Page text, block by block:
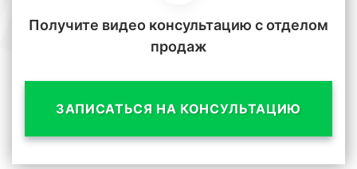
Получите видео консультацию с отделом
продаж
ЗАПИСАТЬСЯ НА КОНСУЛЬТАЦИЮ